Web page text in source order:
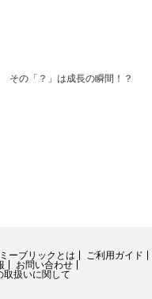
の「？」は成長の瞬間！？
ーブリックとは
ご利用ガイド
お問い合わせ
取扱いに関して